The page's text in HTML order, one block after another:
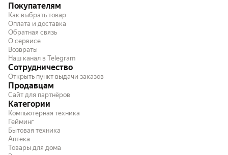
Покупателям
Как выбрать товар
Оплата и доставка
Обратная связь
О сервисе
Возвраты
Наш канал в Telegram
Сотрудничество
Открыть пункт выдачи заказов
Продавцам
Сайт для партнёров
Категории
Компьютерная техника
Гейминг
Бытовая техника
Аптека
Товары для дома